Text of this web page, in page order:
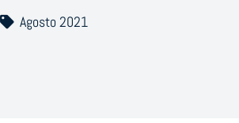
Agosto 2021